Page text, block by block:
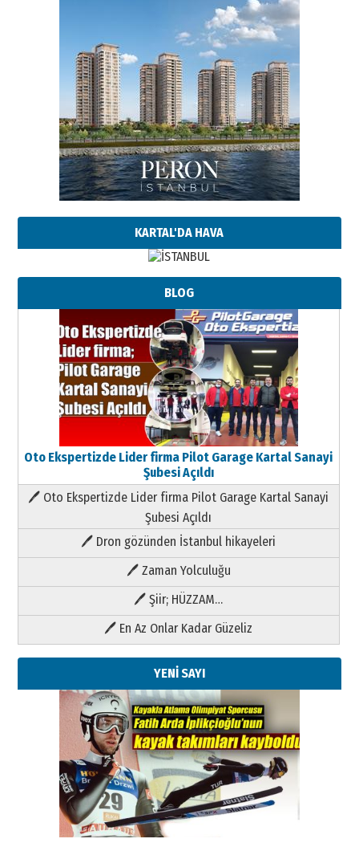
KARTAL'DA HAVA
BLOG
Oto Ekspertizde Lider firma Pilot Garage Kartal Sanayi
Şubesi Açıldı
🖊 Oto Ekspertizde Lider firma Pilot Garage Kartal Sanayi
Şubesi Açıldı
🖊 Dron gözünden İstanbul hikayeleri
🖊 Zaman Yolculuğu
🖊 Şiir; HÜZZAM…
🖊 En Az Onlar Kadar Güzeliz
YENİ SAYI
Kenan GÜLERCİ
Metin Külünk: Aileyi Korumak